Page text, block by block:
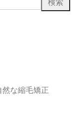
な縮毛矯正